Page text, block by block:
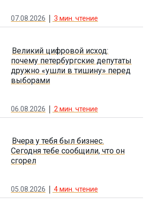
07.08.2026 3 мин. чтение
Великий цифровой исход:
почему петербургские депутаты
дружно «ушли в тишину» перед
выборами
06.08.2026 2 мин. чтение
Вчера у тебя был бизнес.
Сегодня тебе сообщили, что он
сгорел
05.08.2026 4мин. чтение